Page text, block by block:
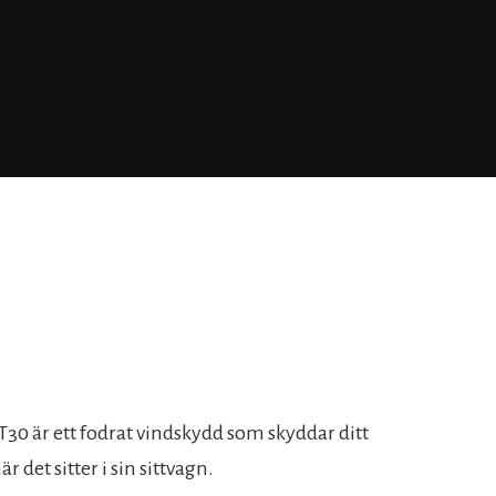
är ett fodrat vindskydd som skyddar ditt
det sitter i sin sittvagn.